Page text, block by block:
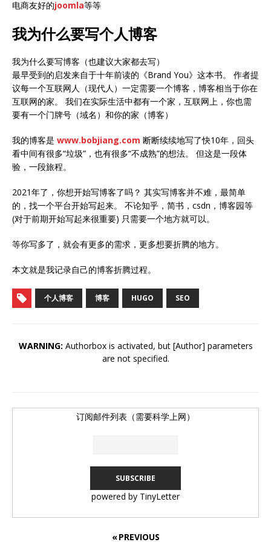
电商友好的joomla等等
我为什么要写个人博客
我为什么要写博客（也建议大家都去写）
最早受到的启发来自于十年前读的《Brand You》这本书。 作者提
议每一个互联网人（现代人）一定需要一个博客，博客相当于你在
互联网的家。 我们在实际生活中都有一个家，互联网上，你也需
要有一个门牌号（域名）和你的家（博客）
我的博客是 www.bobjiang.com 断断续续地写了快10年，回头
看中间有很多“垃圾”，也有很多“不成熟”的想法。 但这是一段体
验，一段旅程。
2021年了，你想开始写博客了吗？ 其实写博客并不难，最简单
的，找一个平台开始写起来。 不论知乎，简书，csdn，博客园等
(对于前期开始写起来很重要) 只需要一个地方就可以。
等你写多了，就会有更多的需求，更多想要折腾的地方。
本文就是我记录自己的博客折腾过程。
个人博客 博客 HUGO SEO
WARNING: Authorbox is activated, but [Author] parameters
are not specified.
订阅邮件列表（需要科学上网）
powered by TinyLetter
« PREVIOUS